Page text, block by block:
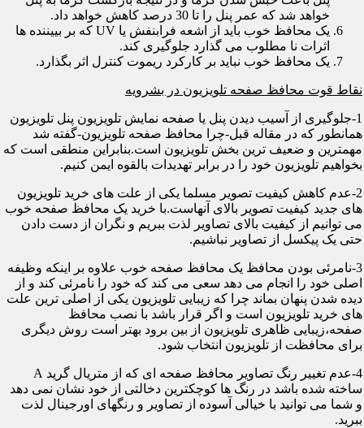
خواهد شد که عمر پنل را تا 30 درصد کاهش خواهد داد.
یک محافظ خوب باید از اشعه فرابنفش یا UV که بر بییننده ها
اثرات نا مطلوب می گذارد جلوگیری کند.
یک محافظ خوب نباید بر کارکرد ریموت کنترل اثر بگذارد.
نقاط قوت محافظ صفحه تلویزیون در بشرویه
1-جلوگیری از آسیب دیدن پنل یا صفحه نمایش تلویزیون پنل تلویزیون
همانطور که در مقاله قبل-چرا محافظ صفحه تلویزیون-گفته شد
مهمترین و ضعیف ترین بخش تلویزیون است.بنابراین منطقی است که
بخواهیم تلویزیون خود را در برابر تهدیدات بالقوه ایمن کنیم.
2-عدم کاهش کیفیت تصویر مسلما یکی از علت های خرید تلویزیون
های جدید کیفیت تصویر بالای آنهاست.با خرید یک محافظ صفحه خوب
می توانیم از کیفیت بالای تصاویر لذت ببریم و نگران از دست دادن
حتی یک پیکسل از تصاویر نباشیم.
3-نامرئی بودن محافظ یک محافظ صفحه خوب علاوه بر اینکه وظیفه
اصلی خود را انجام می دهد سعی می کند که خود را نامرئی کند و از
دیده شدن پنهان بماند چرا که زیبایی تلویزیون یکی از اصلی ترین علت
های خرید تلویزیون است و اگر قرار باشد با نصب محافظ
صفحه،زیبایی ظاهری تلویزیون از بین برود بهتر است روش دیگری
برای محافظت از تلویزیون انتخاب شود.
4-عدم تغییر رنگ تصاویر محافظ صفحه ای که از متریال گرید A
ساخته شده باشد در رنگ ها کوچکترین دخالتی از خود نشان نمی دهد
و شما می توانید با خیالی آسوده از تصاویر و رنگهای اورجینال لذت
ببرید.